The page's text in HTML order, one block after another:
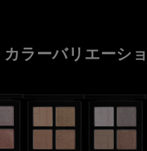
カラーバリエーシ